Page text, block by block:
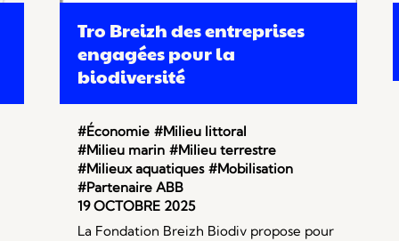
Tro Breizh des entreprises
engagées pour la
biodiversité
#Économie #Milieu littoral
#Milieu marin #Milieu terrestre
#Milieux aquatiques #Mobilisation
#Partenaire ABB
19 OCTOBRE 2025
La Fondation Breizh Biodiv propose pour